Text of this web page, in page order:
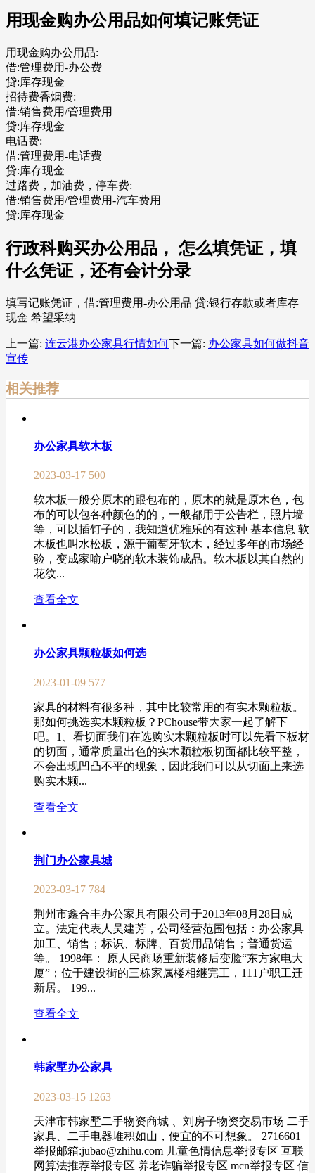
用现金购办公用品如何填记账凭证
用现金购办公用品:
借:管理费用-办公费
贷:库存现金
招待费香烟费:
借:销售费用/管理费用
贷:库存现金
电话费:
借:管理费用-电话费
贷:库存现金
过路费，加油费，停车费:
借:销售费用/管理费用-汽车费用
贷:库存现金
行政科购买办公用品， 怎么填凭证，填
什么凭证，还有会计分录
填写记账凭证，借:管理费用-办公用品 贷:银行存款或者库存
现金 希望采纳
上一篇: 连云港办公家具行情如何下一篇: 办公家具如何做抖音
宣传
相关推荐
办公家具软木板
2023-03-17 500
软木板一般分原木的跟包布的，原木的就是原木色，包
布的可以包各种颜色的的，一般都用于公告栏，照片墙
等，可以插钉子的，我知道优雅乐的有这种 基本信息 软
木板也叫水松板，源于葡萄牙软木，经过多年的市场经
验，变成家喻户晓的软木装饰成品。软木板以其自然的
花纹...
查看全文
办公家具颗粒板如何选
2023-01-09 577
家具的材料有很多种，其中比较常用的有实木颗粒板。
那如何挑选实木颗粒板？PChouse带大家一起了解下
吧。1、看切面我们在选购实木颗粒板时可以先看下板材
的切面，通常质量出色的实木颗粒板切面都比较平整，
不会出现凹凸不平的现象，因此我们可以从切面上来选
购实木颗...
查看全文
荆门办公家具城
2023-03-17 784
荆州市鑫合丰办公家具有限公司于2013年08月28日成
立。法定代表人吴建芳，公司经营范围包括：办公家具
加工、销售；标识、标牌、百货用品销售；普通货运
等。 1998年： 原人民商场重新装修后变脸“东方家电大
厦”；位于建设街的三栋家属楼相继完工，111户职工迁
新居。 199...
查看全文
韩家墅办公家具
2023-03-15 1263
天津市韩家墅二手物资商城 、刘房子物资交易市场 二手
家具、二手电器堆积如山，便宜的不可想象。 2716601
举报邮箱:jubao@zhihu.com 儿童色情信息举报专区 互联
网算法推荐举报专区 养老诈骗举报专区 mcn举报专区 信